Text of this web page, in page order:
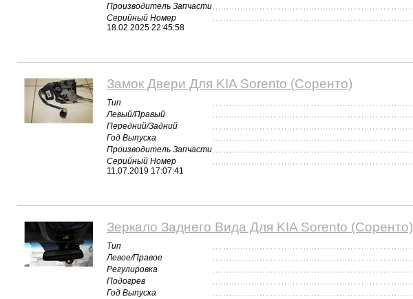
Производитель Запчасти
Серийный Номер
18.02.2025 22:45:58
Замок Двери Для KIA Sorento (Соренто)
Тип
Левый/Правый
Передний/Задний
Год Выпуска
Производитель Запчасти
Серийный Номер
11.07.2019 17:07:41
Зеркало Заднего Вида Для KIA Sorento (Соренто)
Тип
Левое/Правое
Регулировка
Подогрев
Год Выпуска